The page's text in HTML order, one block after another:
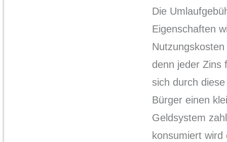
Die
Eigenschaften
denn jeder Zins
sich durch
Bürger einen
Geldsystem
konsumiert